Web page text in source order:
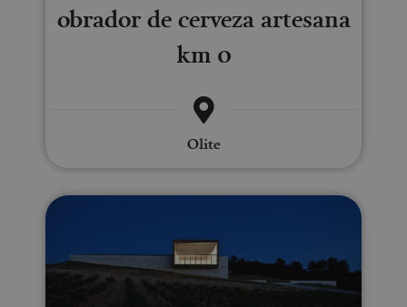
obrador de cerveza artesana
km 0
Olite
Visita guiada Bodega Tándem